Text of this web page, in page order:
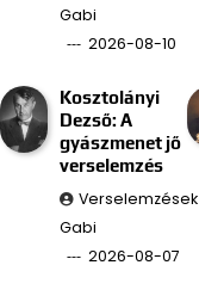
Gabi
2026-08-10
Kosztolányi
Dezső: A
gyászmenet jő
verselemzés
Verselemzések
Gabi
2026-08-07